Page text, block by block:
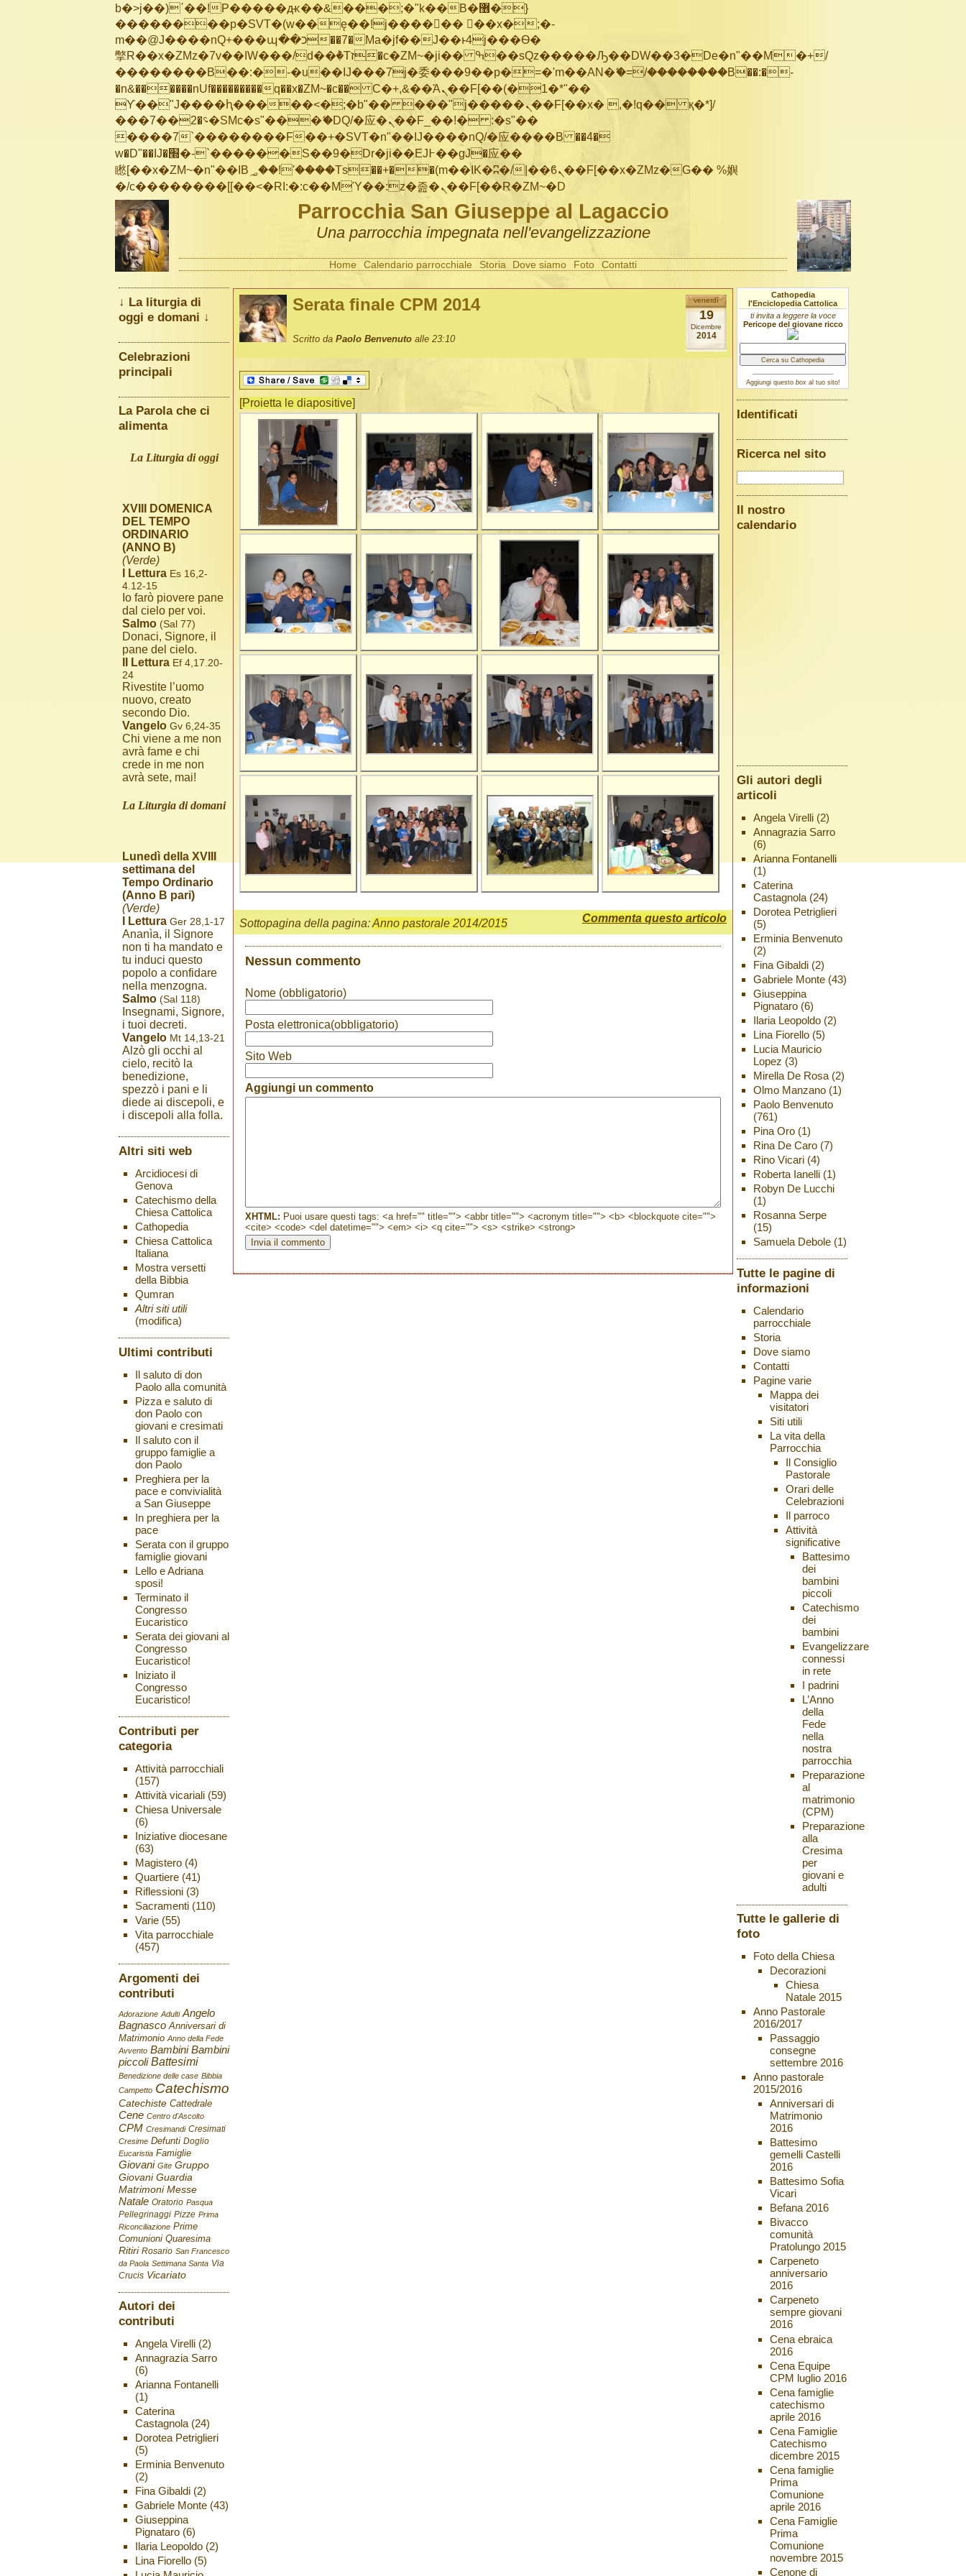
b�>j��)΄��!P�����ԫ��&���;�"k��B�޶�}
��������p�SVT�(w��ę��!j������ ��x�;�-
m��@J����nQ+���պ��כ��7�Ma�jf��J��ͱ4j���Ѳ�
撆R��x�ZMz�7v��IW���/d��ٞ�Тז�c�ZM~�ji�� ߒ��sQz�����Ԡ��DW��3�De�n"��M�+/
��������B��:�-�u��IJ���7j�委���9��p�=�'m��AN�ޭ�=/��������B��:�-
�n&������nUf���������q��x�ZM~�c�� Ϲ�+,&��Ὰܢ��F[��(�1�*"��
ϒ��"J����ԧ�����<�;�b"�� ���"j�����ܢ��F[��x� ,�!q�� қ�*]/
���؝�2��7�SMc�s"���ޭ�DQ/�应�ܢ��F_��!� :�s"��
����7`��������F��+�SVT�n"��IJ����nQ/�应����B ��4�
w�D"��IJ�׭�-`������S��9�Dr�ji��EJ߅��gJ�应��
矁[��x�ZM~�n"��IB؃��!'����Тѕ��+��(m��IK�ʭ�/|��ϐܢ��F[��x�ZMz�G�� %嬩
�/c��������[[��<�RI:�:c��MΎ��:z�졾�ܢ��F[��R�ZM~�D
Parrocchia San Giuseppe al Lagaccio
Una parrocchia impegnata nell'evangelizzazione
Home Calendario parrocchiale Storia Dove siamo Foto Contatti
venerdì
19
Dicembre
2014
Serata finale CPM 2014
Scritto da Paolo Benvenuto alle 23:10
[Proietta le diapositive]
Commenta questo articolo
Sottopagina della pagina:Anno pastorale 2014/2015
Nessun commento
Nome (obbligatorio)
Posta elettronica(obbligatorio)
Sito Web
Aggiungi un commento
XHTML: Puoi usare questi tags: <a href="" title=""> <abbr title=""> <acronym title=""> <b> <blockquote cite="">
<cite> <code> <del datetime=""> <em> <i> <q cite=""> <s> <strike> <strong>
↓ La liturgia di
oggi e domani ↓
Celebrazioni
principali
La Parola che ci
alimenta
La Liturgia di oggi
XVIII DOMENICA
DEL TEMPO
ORDINARIO
(ANNO B)
(Verde)
I Lettura Es 16,2-
4.12-15
Io farò piovere pane
dal cielo per voi.
Salmo (Sal 77)
Donaci, Signore, il
pane del cielo.
II Lettura Ef 4,17.20-
24
Rivestite l’uomo
nuovo, creato
secondo Dio.
Vangelo Gv 6,24-35
Chi viene a me non
avrà fame e chi
crede in me non
avrà sete, mai!
La Liturgia di domani
Lunedì della XVIII
settimana del
Tempo Ordinario
(Anno B pari)
(Verde)
I Lettura Ger 28,1-17
Ananìa, il Signore
non ti ha mandato e
tu induci questo
popolo a confidare
nella menzogna.
Salmo (Sal 118)
Insegnami, Signore,
i tuoi decreti.
Vangelo Mt 14,13-21
Alzò gli occhi al
cielo, recitò la
benedizione,
spezzò i pani e li
diede ai discepoli, e
i discepoli alla folla.
Altri siti web
Arcidiocesi di
Genova
Catechismo della
Chiesa Cattolica
Cathopedia
Chiesa Cattolica
Italiana
Mostra versetti
della Bibbia
Qumran
Altri siti utili
(modifica)
Ultimi contributi
Il saluto di don
Paolo alla comunità
Pizza e saluto di
don Paolo con
giovani e cresimati
Il saluto con il
gruppo famiglie a
don Paolo
Preghiera per la
pace e convivialità
a San Giuseppe
In preghiera per la
pace
Serata con il gruppo
famiglie giovani
Lello e Adriana
sposi!
Terminato il
Congresso
Eucaristico
Serata dei giovani al
Congresso
Eucaristico!
Iniziato il
Congresso
Eucaristico!
Contributi per
categoria
Attività parrocchiali
(157)
Attività vicariali(59)
Chiesa Universale
(6)
Iniziative diocesane
(63)
Magistero(4)
Quartiere(41)
Riflessioni(3)
Sacramenti(110)
Varie(55)
Vita parrocchiale
(457)
Argomenti dei
contributi
Adorazione Adulti Angelo
Bagnasco Anniversari di
Matrimonio Anno della Fede
Avvento Bambini Bambini
piccoli Battesimi
Benedizione delle case Bibbia
Campetto Catechismo
Catechiste Cattedrale
Cene Centro d'Ascolto
CPM Cresimandi Cresimati
Cresime Defunti Doglio
Eucaristia Famiglie
Giovani Gite Gruppo
Giovani Guardia
Matrimoni Messe
Natale Oratorio Pasqua
Pellegrinaggi Pizze Prima
Riconciliazione Prime
Comunioni Quaresima
Ritiri Rosario San Francesco
da Paola Settimana Santa Via
Crucis Vicariato
Autori dei
contributi
Angela Virelli(2)
Annagrazia Sarro
(6)
Arianna Fontanelli
(1)
Caterina
Castagnola(24)
Dorotea Petriglieri
(5)
Erminia Benvenuto
(2)
Fina Gibaldi(2)
Gabriele Monte(43)
Giuseppina
Pignataro(6)
Ilaria Leopoldo(2)
Lina Fiorello(5)
Cathopedia
l'Enciclopedia Cattolica
ti invita a leggere la voce
Pericope del giovane ricco
Aggiungi questo boxal tuo sito!
Identificati
Ricerca nel sito
Il nostro
calendario
Gli autori degli
articoli
Angela Virelli(2)
Annagrazia Sarro
(6)
Arianna Fontanelli
(1)
Caterina
Castagnola(24)
Dorotea Petriglieri
(5)
Erminia Benvenuto
(2)
Fina Gibaldi(2)
Gabriele Monte(43)
Giuseppina
Pignataro(6)
Ilaria Leopoldo(2)
Lina Fiorello(5)
Lucia Mauricio
Lopez (3)
Mirella De Rosa(2)
Olmo Manzano(1)
Paolo Benvenuto
(761)
Pina Oro(1)
Rina De Caro(7)
Rino Vicari(4)
Roberta Ianelli(1)
Robyn De Lucchi
(1)
Rosanna Serpe
(15)
Samuela Debole(1)
Tutte le pagine di
informazioni
Calendario
parrocchiale
Storia
Dove siamo
Contatti
Pagine varie
Mappa dei
visitatori
Siti utili
La vita della
Parrocchia
Il Consiglio
Pastorale
Orari delle
Celebrazioni
Il parroco
Attività
significative
Battesimo
dei
bambini
piccoli
Catechismo
dei
bambini
Evangelizzare
connessi
in rete
I padrini
L’Anno
della
Fede
nella
nostra
parrocchia
Preparazione
al
matrimonio
(CPM)
Preparazione
alla
Cresima
per
giovani e
adulti
Tutte le gallerie di
foto
Foto della Chiesa
Decorazioni
Chiesa
Natale 2015
Anno Pastorale
2016/2017
Passaggio
consegne
settembre 2016
Anno pastorale
2015/2016
Anniversari di
Matrimonio
2016
Battesimo
gemelli Castelli
2016
Battesimo Sofia
Vicari
Befana 2016
Bivacco
comunità
Pratolungo 2015
Carpeneto
anniversario
2016
Carpeneto
sempre giovani
2016
Cena ebraica
2016
Cena Equipe
CPM luglio 2016
Cena famiglie
catechismo
aprile 2016
Cena Famiglie
Catechismo
dicembre 2015
Cena famiglie
Prima
Comunione
aprile 2016
Cena Famiglie
Prima
Comunione
novembre 2015
Cenone di